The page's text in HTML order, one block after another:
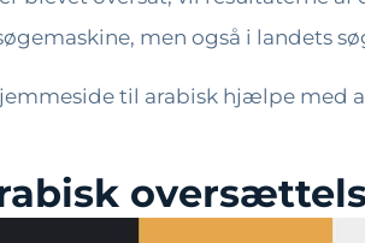
men også i landets
til arabisk hjælpe med